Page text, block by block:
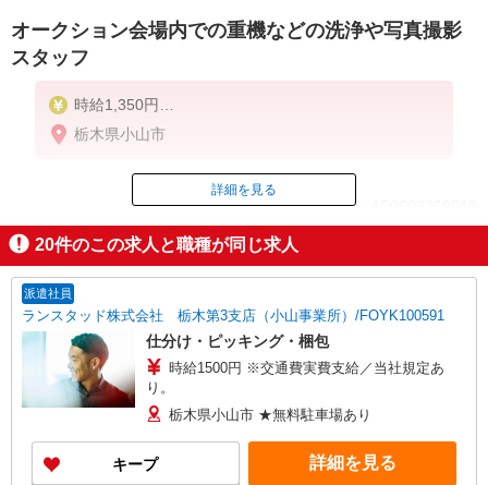
オークション会場内での重機などの洗浄や写真撮影
スタッフ
時給1,350円
※交通費は別途実費分支給！（条件あり）
栃木県小山市
ID：AE0603869519
掲載期間終了
詳細を見る
20件のこの求人と職種が同じ求人
派遣社員
ランスタッド株式会社 栃木第3支店（小山事業所）/FOYK100591
仕分け・ピッキング・梱包
時給1500円 ※交通費実費支給／当社規定あ
り。
栃木県小山市 ★無料駐車場あり
キープ 詳細を見る